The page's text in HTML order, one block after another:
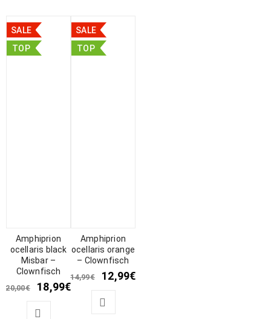
SALE
TOP
Amphiprion
ocellaris black
Misbar –
Clownfisch
20,00€ 18,99€
SALE
TOP
Amphiprion
ocellaris orange
– Clownfisch
14,99€ 12,99€